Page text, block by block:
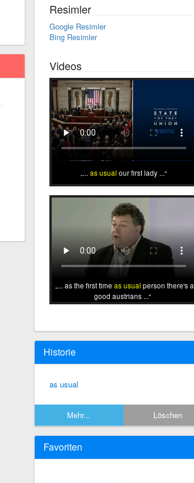
Resimler
Google Resimler
Bing Resimler
Videos
... as usual our first lady ...
... as the first time as usual person there's a
good austrians ...
Historie
as usual
Mehr... Löschen
Favoriten